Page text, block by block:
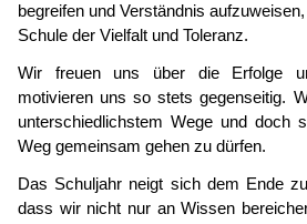
begreifen und Verständnis
Schule der Vielfalt und Toleranz.
Wir freuen uns über die Erfolge
motivieren uns so stets gegenseitig.
unterschiedlichstem Wege und doch
Weg gemeinsam gehen zu dürfen.
Das Schuljahr neigt sich dem Ende
dass wir nicht nur an Wissen